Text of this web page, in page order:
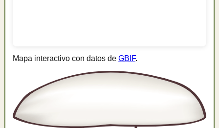
Mapa interactivo con datos de GBIF.